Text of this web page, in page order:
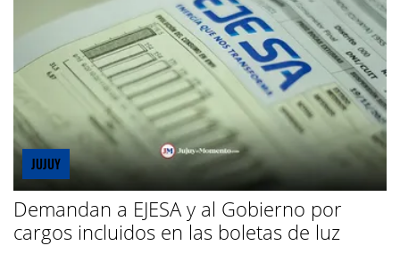
JUJUY
Demandan a EJESA y al Gobierno por
cargos incluidos en las boletas de luz